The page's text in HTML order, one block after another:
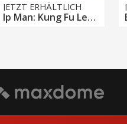
JETZT ERHÄLTLICH
Ip Man: Kung Fu Legend